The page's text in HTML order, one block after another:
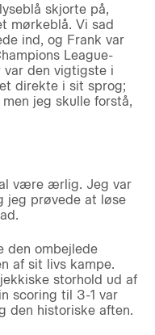
skjorte på,
mørkeblå. Vi sad
ind, og Frank var
League-
var den vigtigste i
direkte i sit sprog;
jeg skulle forstå,
være ærlig. Jeg var
jeg prøvede at løse
den ombejlede
af sit livs kampe.
storhold ud af
scoring til 3-1 var
den historiske aften.